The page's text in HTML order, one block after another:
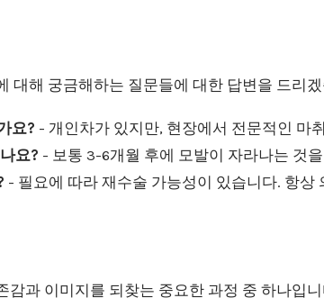
대해 궁금해하는 질문들에 대한 답변을 드리
요? - 개인차가 있지만, 현장에서 전문적인 마
요? - 보통 3-6개월 후에 모발이 자라나는 것
- 필요에 따라 재수술 가능성이 있습니다. 항상
감과 이미지를 되찾는 중요한 과정 중 하나입니